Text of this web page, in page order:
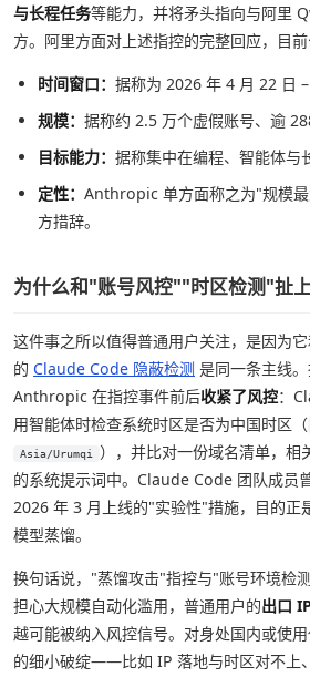
与长程任务等能力，并将矛头指向与阿里
方。阿里方面对上述指控的完整回应，目前
时间窗口： 据称为 2026 年 4 月 22 日 –
规模： 据称约 2.5 万个虚假账号、逾
目标能力： 据称集中在编程、智能体与
定性： Anthropic 单方面称之为"规模
方措辞。
为什么和"账号风控""时区检测"扯
这件事之所以值得普通用户关注，是因为
的 Claude Code 隐蔽检测 是同一条主线。
Anthropic 在指控事件前后收紧了风控：
用智能体时检查系统时区是否为中国时区（
Asia/Urumqi
），并比对一份域名清单，相
的系统提示词中。Claude Code 团队成员
2026 年 3 月上线的"实验性"措施，目的正
模型蒸馏。
换句话说，"蒸馏攻击"指控与"账号环境检
担心大规模自动化滥用，普通用户的出口
越可能被纳入风控信号。对身处国内或使
的细小破绽——比如 IP 落地与时区对不上